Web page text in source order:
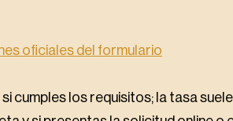
oficiales del formulario
cumples los requisitos; la tasa